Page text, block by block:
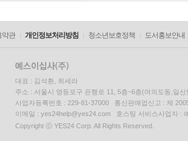
약관 개인정보처리방침 청소년보호정책 도서홍보안내
대표 : 김석환, 최세라
주소 : 서울시 영등포구 은행로 11, 5층~6층(여의도동,일신
사업자등록번호 : 229-81-37000 통신판매업신고 : 제
이메일 : yes24help@yes24.com 호스팅 서비스사업자 :
Copyright ⓒ YES24 Corp. All Rights Reserved.